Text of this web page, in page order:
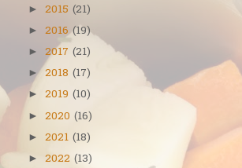
► 2015 (21)
► 2016 (19)
► 2017 (21)
► 2018 (17)
► 2019 (10)
► 2020 (16)
► 2021 (18)
► 2022 (13)